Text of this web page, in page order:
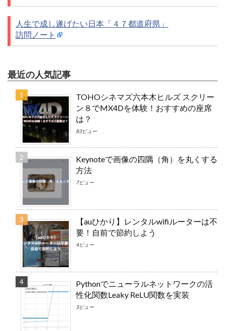
人生で成し遂げたい日本「４７都道府県」
訪問ノート
最近の人気記事
TOHOシネマズ六本木ヒルズ スクリー
ン８でMX4Dを体験！おすすめの座席
は？
83ビュー
Keynoteで画像の四隅（角）を丸くする
方法
7ビュー
【auひかり】レンタルwifiルーターは不
要！自前で節約しよう
4ビュー
Pythonでニューラルネットワークの活
性化関数Leaky ReLU関数を実装
3ビュー